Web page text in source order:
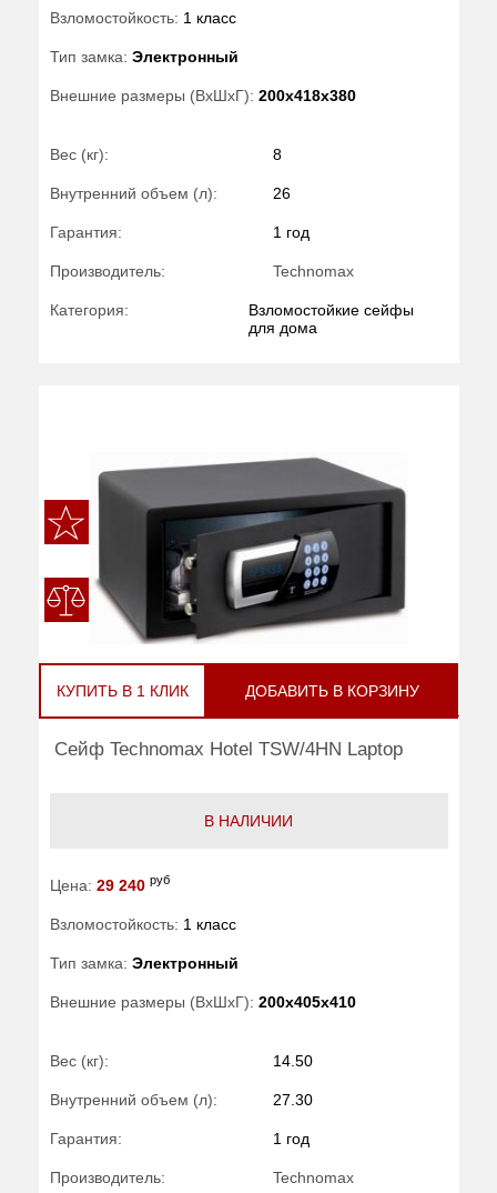
Взломостойкость: 1 класс
Тип замка: Электронный
Внешние размеры (ВхШхГ): 200x418x380
Вес (кг): 8
Внутренний объем (л): 26
Гарантия: 1 год
Производитель: Technomax
Категория:
Взломостойкие сейфы
для дома
КУПИТЬ В 1 КЛИК ДОБАВИТЬ В КОРЗИНУ
Сейф Technomax Hotel TSW/4HN Laptop
В НАЛИЧИИ
Цена: 29 240 руб
Взломостойкость: 1 класс
Тип замка: Электронный
Внешние размеры (ВхШхГ): 200x405x410
Вес (кг): 14.50
Внутренний объем (л): 27.30
Гарантия: 1 год
Производитель: Technomax